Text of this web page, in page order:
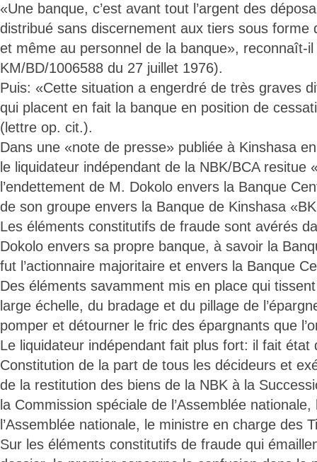
«Une banque, c’est avant tout l’argent des
distribué sans discernement aux tiers sous forme
et même au personnel de la banque», reconnaît-
KM/BD/1006588 du 27 juillet 1976).
Puis: «Cette situation a engerdré de très graves
qui placent en fait la banque en position de
(lettre op. cit.).
Dans une «note de presse» publiée à Kinshasa
le liquidateur indépendant de la NBK/BCA resitue
l’endettement de M. Dokolo envers la Banque
de son groupe envers la Banque de Kinshasa
Les éléments constitutifs de fraude sont avérés
Dokolo envers sa propre banque, à savoir la
fut l’actionnaire majoritaire et envers la Banque
Des éléments savamment mis en place qui
large échelle, du bradage et du pillage de
pomper et détourner le fric des épargnants que
Le liquidateur indépendant fait plus fort: il fait état
Constitution de la part de tous les décideurs et
de la restitution des biens de la NBK à la
la Commission spéciale de l’Assemblée nationale,
l’Assemblée nationale, le ministre en charge des
Sur les éléments constitutifs de fraude qui